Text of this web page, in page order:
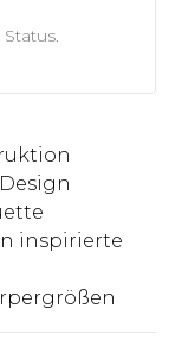
inspirierte